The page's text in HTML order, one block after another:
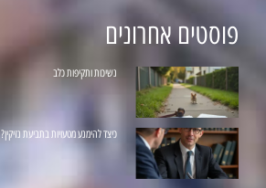
פוסטים אחרונים
נשיכות ותקיפות כלב
כיצד להימנע מטעויות בתביעת נזיקין?